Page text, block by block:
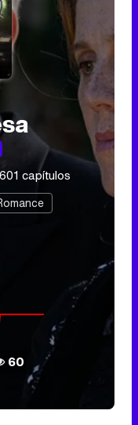
601 capítulos
60